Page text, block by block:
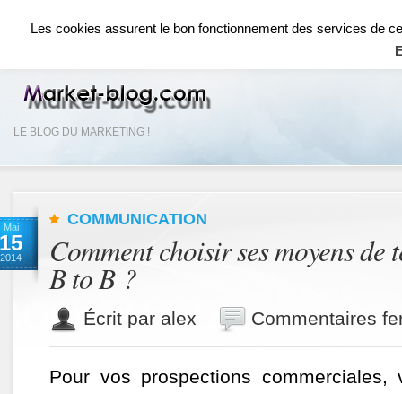
LE BLOG DU MARKETING !
ACCUEIL RÉSEAUX SOCIAUX RÉFÉRENCEMENT SEO
Mai
15
2014
COMMUNICATION
Comment choisir ses moyens de
B to B ?
Écrit par alex Commentaires
Pour vos prospections commerciales,
Les cookies assurent le bon fonctionnement des services de